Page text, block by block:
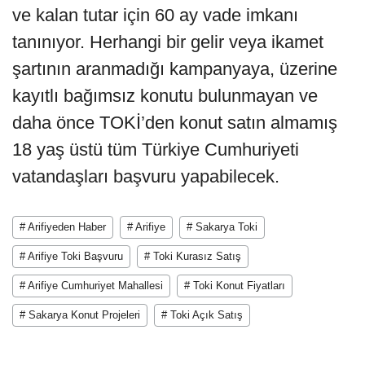
ve kalan tutar için 60 ay vade imkanı
tanınıyor. Herhangi bir gelir veya ikamet
şartının aranmadığı kampanyaya, üzerine
kayıtlı bağımsız konutu bulunmayan ve
daha önce TOKİ’den konut satın almamış
18 yaş üstü tüm Türkiye Cumhuriyeti
vatandaşları başvuru yapabilecek.
# Arifiyeden Haber # Arifiye # Sakarya Toki
# Arifiye Toki Başvuru # Toki Kurasız Satış
# Arifiye Cumhuriyet Mahallesi # Toki Konut Fiyatları
# Sakarya Konut Projeleri # Toki Açık Satış